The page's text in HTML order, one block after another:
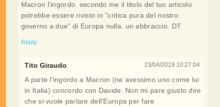
Macron l'ingordo. secondo me il titolo del tuo articolo
potrebbe essere rivisto in "critica pura del nostro
governo a due" di Europa nulla. un abbraccio. DT
Reply
23/04/2019 10:27:04
Tito Giraudo
A parte l'ingordo a Macron (ne avessimo uno come lui
in Italia) concordo con Davide. Non mi pare giusto dire
che si vuole parlare dell'Europa per fare